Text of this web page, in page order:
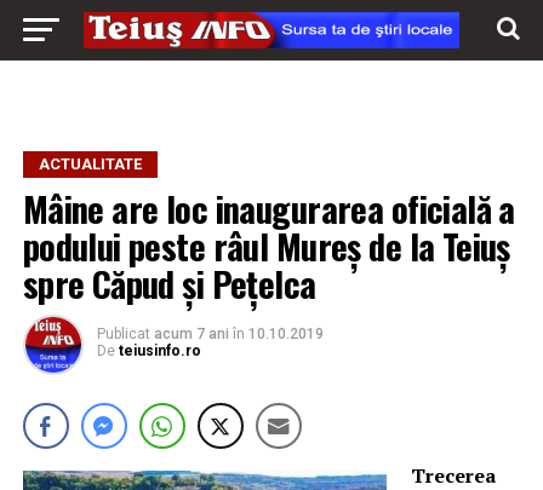
ACTUALITATE
Mâine are loc inaugurarea oficială a
podului peste râul Mureș de la Teiuș
spre Căpud și Pețelca
Publicat acum 7 ani în 10.10.2019
De teiusinfo.ro
Trecerea